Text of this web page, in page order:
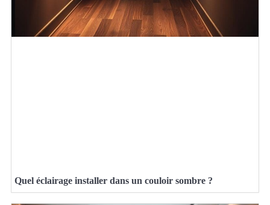
Quel éclairage installer dans un couloir sombre ?